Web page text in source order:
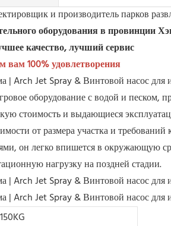
и производитель парков
оборудования в провинции
качество, лучший сервис
100% удовлетворения
оборудование с водой и песком,
стоимость и выдающиеся
от размера участка и
он легко впишется в окружающую
нагрузку на поздней стадии.
150KG